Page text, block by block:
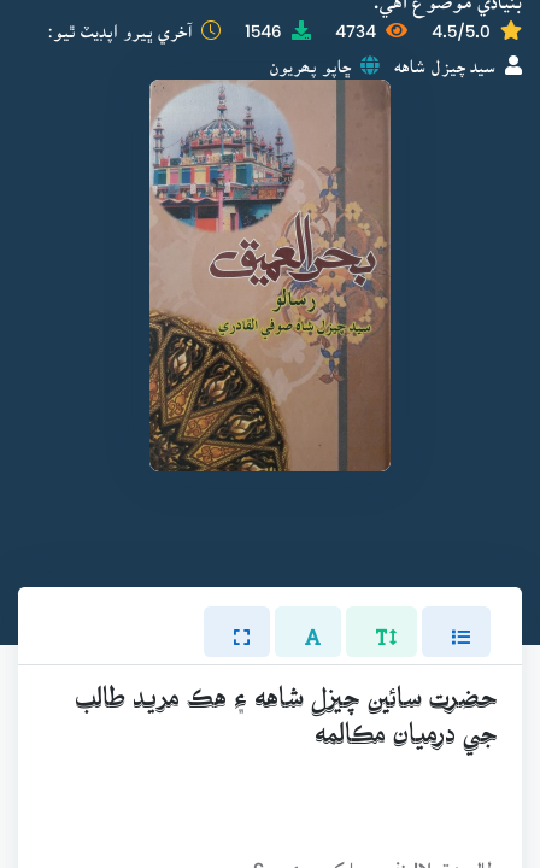
4.5/5.0
4734
1546 آخري ڀيرو اپڊيٽ ٿيو:
سيد چيزل شاهه ڇاپو پھريون
حضرت سائين چيزل شاهه ۽ هڪ مريد طالب
جي درميان مڪالمه
طالب: قبلا! نفس ڇا کي چئجي؟